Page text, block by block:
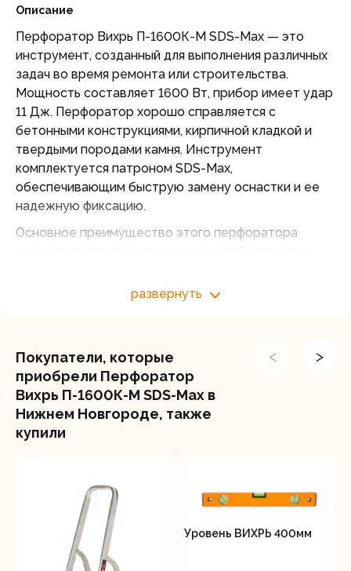
Описание
Перфоратор Вихрь П-1600К-М SDS-Max — это
инструмент, созданный для выполнения различных
задач во время ремонта или строительства.
Мощность составляет 1600 Вт, прибор имеет удар
11 Дж. Перфоратор хорошо справляется с
бетонными конструкциями, кирпичной кладкой и
твердыми породами камня. Инструмент
комплектуется патроном SDS-Max,
обеспечивающим быструю замену оснастки и ее
надежную фиксацию.
Основное преимущество этого перфоратора
отбойника. Благодаря этому модель становится
частоте ударов до 3750 уд/мин в ударно-
вращательном режиме, инструмент эффективно
справляется со сверлением прочных материалов.
Для улучшения комфорта использования
предусмотрена функция регулировки углового
условия, обеспечивая точность и удобство
выполнения операций.
Антивибрационная система и рукоятка
продуманной формы уменьшают нагрузку на руки.
развернуть
Покупатели, которые
приобрели Перфоратор
Вихрь П-1600К-М SDS-Max в
Нижнем Новгороде, также
купили
< >
Уровень ВИХРЬ 400мм